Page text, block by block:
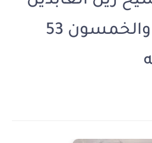
الفصل الثالث والخمسون 53